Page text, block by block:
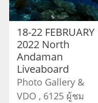
18-22 FEBRUARY
2022 North
Andaman
Liveaboard
Photo Gallery &
VDO , 6125 ผู้ชม